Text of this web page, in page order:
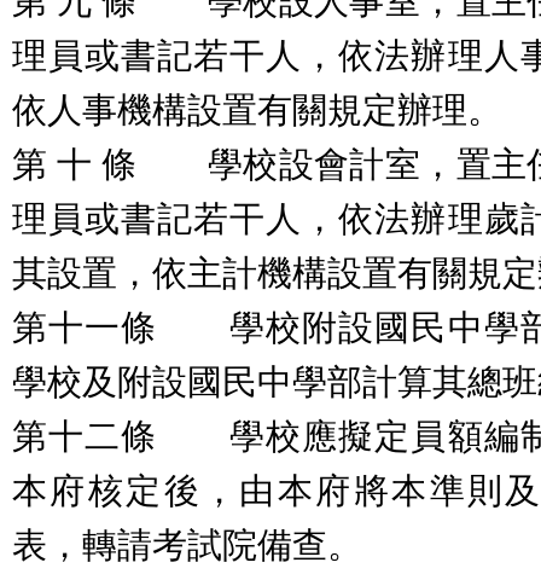
理員或書記若干人，依法辦理人
依人事機構設置有關規定辦理。
第 十 條 學校設會計室，置主
理員或書記若干人，依法辦理歲
其設置，依主計機構設置有關規
第十一條 學校附設國民中學
學校及附設國民中學部計算其總
第十二條 學校應擬定員額編
本府核定後，由本府將本準則
表，轉請考試院備查。